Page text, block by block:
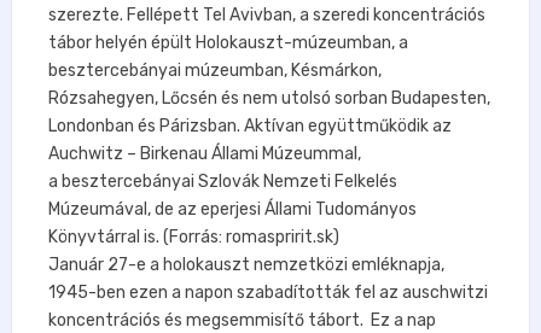
szerezte. Fellépett Tel Avivban, a szeredi koncentrációs
tábor helyén épült Holokauszt-múzeumban, a
besztercebányai múzeumban, Késmárkon,
Rózsahegyen, Lőcsén és nem utolsó sorban Budapesten,
Londonban és Párizsban. Aktívan együttműködik az
Auchwitz – Birkenau Állami Múzeummal,
a besztercebányai Szlovák Nemzeti Felkelés
Múzeumával, de az eperjesi Állami Tudományos
Könyvtárral is. (Forrás: romaspririt.sk)
Január 27-e a holokauszt nemzetközi emléknapja,
1945-ben ezen a napon szabadították fel az auschwitzi
koncentrációs és megsemmisítő tábort. Ez a nap